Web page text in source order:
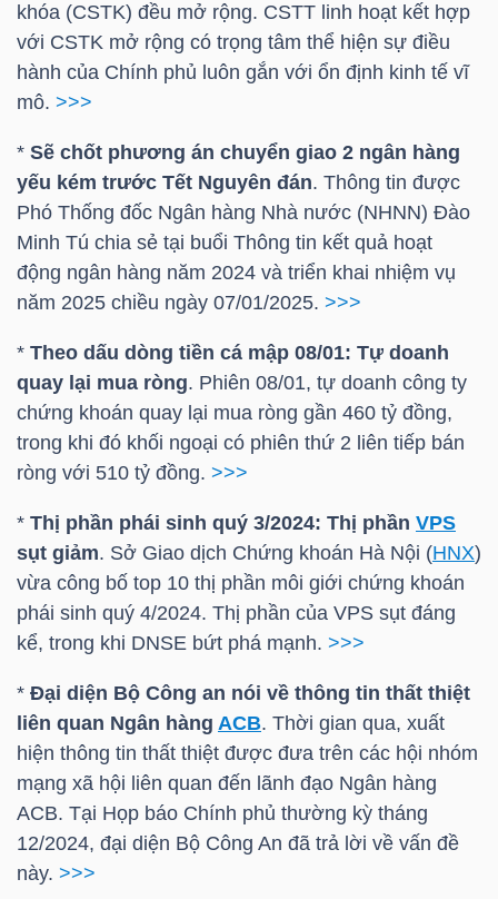
khóa (CSTK) đều mở rộng. CSTT linh hoạt kết hợp
với CSTK mở rộng có trọng tâm thể hiện sự điều
hành của Chính phủ luôn gắn với ổn định kinh tế vĩ
mô. >>>
* Sẽ chốt phương án chuyển giao 2 ngân hàng
yếu kém trước Tết Nguyên đán. Thông tin được
Phó Thống đốc Ngân hàng Nhà nước (NHNN) Đào
Minh Tú chia sẻ tại buổi Thông tin kết quả hoạt
động ngân hàng năm 2024 và triển khai nhiệm vụ
năm 2025 chiều ngày 07/01/2025. >>>
* Theo dấu dòng tiền cá mập 08/01: Tự doanh
quay lại mua ròng. Phiên 08/01, tự doanh công ty
chứng khoán quay lại mua ròng gần 460 tỷ đồng,
trong khi đó khối ngoại có phiên thứ 2 liên tiếp bán
ròng với 510 tỷ đồng. >>>
* Thị phần phái sinh quý 3/2024: Thị phần VPS
sụt giảm. Sở Giao dịch Chứng khoán Hà Nội (HNX)
vừa công bố top 10 thị phần môi giới chứng khoán
phái sinh quý 4/2024. Thị phần của VPS sụt đáng
kể, trong khi DNSE bứt phá mạnh. >>>
* Đại diện Bộ Công an nói về thông tin thất thiệt
liên quan Ngân hàng ACB. Thời gian qua, xuất
hiện thông tin thất thiệt được đưa trên các hội nhóm
mạng xã hội liên quan đến lãnh đạo Ngân hàng
ACB. Tại Họp báo Chính phủ thường kỳ tháng
12/2024, đại diện Bộ Công An đã trả lời về vấn đề
này. >>>
TÀI
CHÍNH
HÀNG
HÓA
THẾ
ĐÔNG
DƯƠNG
TÀI
CHÍNH
CÁ
NHÂN